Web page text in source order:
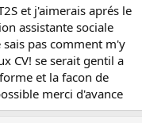
et j'aimerais aprés le
assistante sociale
pas comment m'y
CV! se serait gentil a
et la facon de
merci d'avance